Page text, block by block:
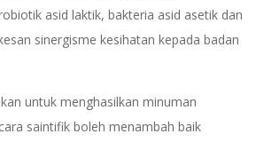
asid laktik, bakteria asid asetik dan
sinergisme kesihatan kepada badan
untuk menghasilkan minuman
saintifik boleh menambah baik